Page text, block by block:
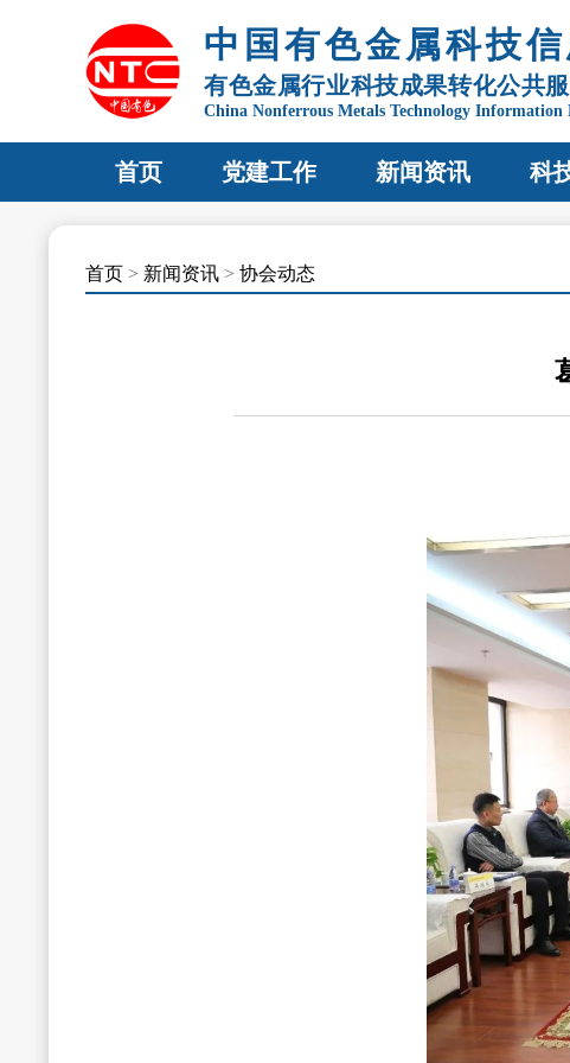
中国有色金属科技信
有色金属行业科技成果转化公共
China Nonferrous Metals Technology Information
首页 党建工作 新闻资讯 科
首页 > 新闻资讯 > 协会动态